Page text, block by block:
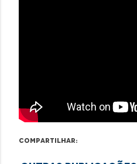
Compartilhar: